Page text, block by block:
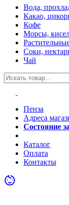
Вода,
Какао,
Кофе
Морсы,
Соки,
Чай
Пенза
Адреса
Состояние
Каталог
Оплата
Контакты